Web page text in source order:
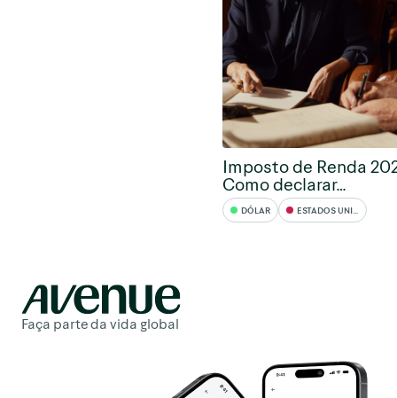
Imposto de Renda
Como declarar…
DÓLAR ESTADOS UNIDOS
Faça parte da vida global